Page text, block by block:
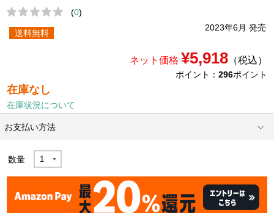
(0)
2023年6月 発売
送料無料
ネット価格 ¥5,918（税込）
ポイント： 296ポイント
在庫なし
在庫状況について
お支払い方法
数量